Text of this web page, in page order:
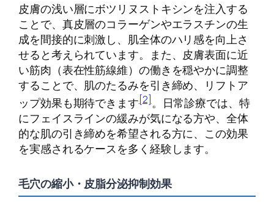
皮膚の浅い層にボツリヌストキシンを注入する
ことで、真皮層のコラーゲンやエラスチンの生
成を間接的に刺激し、肌全体のハリ感を向上さ
せると考えられています。また、皮膚表面に近
い筋肉（表在性筋線維）の働きを穏やかに調整
することで、肌のたるみを引き締め、リフトア
ップ効果も期待できます[2]。日常診療では、特
にフェイスラインの緩みが気になる方や、全体
的な肌の引き締めを希望される方に、この効果
を実感されるケースを多く経験します。
毛穴の縮小・皮脂分泌抑制効果